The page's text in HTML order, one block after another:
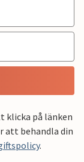
klicka på länken
att behandla din
.